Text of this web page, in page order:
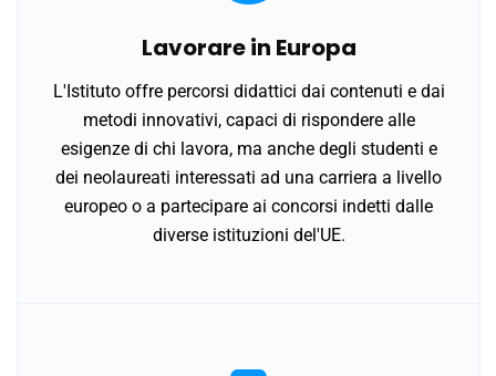
Lavorare in Europa
L'Istituto offre percorsi didattici dai contenuti e dai
metodi innovativi, capaci di rispondere alle
esigenze di chi lavora, ma anche degli studenti e
dei neolaureati interessati ad una carriera a livello
europeo o a partecipare ai concorsi indetti dalle
diverse istituzioni del'UE.